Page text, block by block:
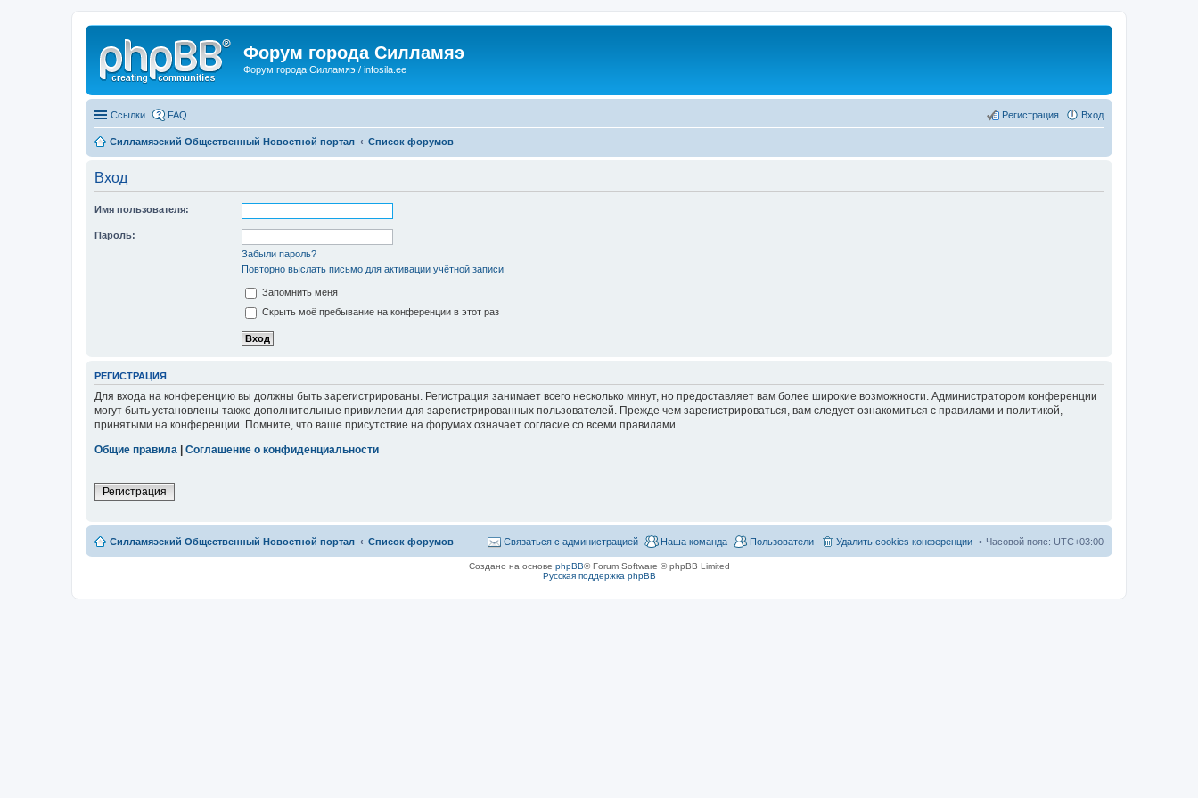
Форум города Силламяэ
Форум города Силламяэ / infosila.ee
Ссылки FAQ Вход
Регистрация
Силламяэский Общественный Новостной портал Список форумов
Вход
Имя пользователя:
Пароль:
Забыли пароль?
Повторно выслать письмо для активации учётной записи
Запомнить меня
Скрыть моё пребывание на конференции в этот раз
РЕГИСТРАЦИЯ
Для входа на конференцию вы должны быть зарегистрированы. Регистрация занимает всего несколько минут, но предоставляет вам более широкие возможности. Администратором конференции
могут быть установлены также дополнительные привилегии для зарегистрированных пользователей. Прежде чем зарегистрироваться, вам следует ознакомиться с правилами и политикой,
принятыми на конференции. Помните, что ваше присутствие на форумах означает согласие со всеми правилами.
Общие правила
Соглашение о конфиденциальности
Регистрация
Силламяэский Общественный Новостной портал Список форумов Часовой пояс: UTC+03:00
Удалить cookies конференции
Пользователи
Наша команда
Связаться с администрацией
Создано на основе phpBB® Forum Software © phpBB Limited
Русская поддержка phpBB